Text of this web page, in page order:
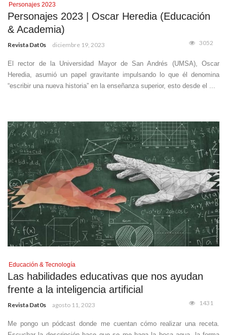
Personajes 2023
Personajes 2023 | Oscar Heredia (Educación
& Academia)
Revista Dat0s diciembre 19, 2023 3052
El rector de la Universidad Mayor de San Andrés (UMSA), Oscar
Heredia, asumió un papel gravitante impulsando lo que él denomina
“escribir una nueva historia” en la enseñanza superior, esto desde el ...
Educación & Tecnología
Las habilidades educativas que nos ayudan
frente a la inteligencia artificial
Revista Dat0s agosto 11, 2023 1431
Me pongo un pódcast donde me cuentan cómo realizar una receta.